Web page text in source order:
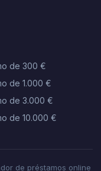
de 300 €
de 1.000 €
de 3.000 €
de 10.000 €
de préstamos online